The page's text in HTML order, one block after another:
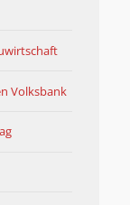
Volksbank